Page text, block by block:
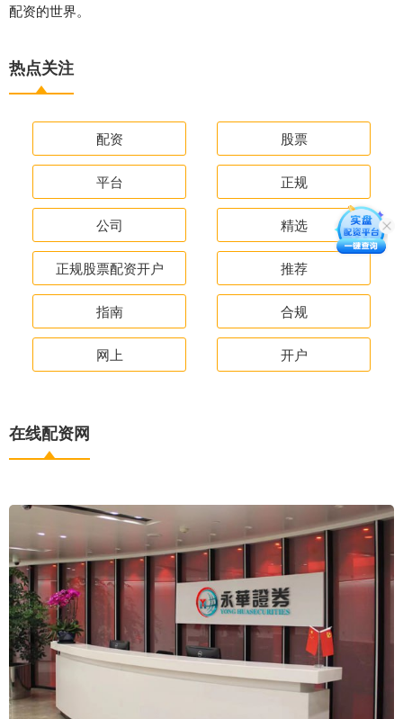
配资的世界。
热点关注
配资 股票
平台 正规
公司 精选
正规股票配资开户 推荐
指南 合规
网上 开户
在线配资网